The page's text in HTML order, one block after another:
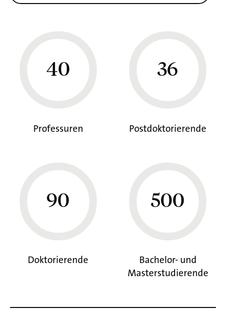
40
Professuren
36
Postdoktorierende
90
Doktorierende
500
Bachelor- und
Masterstudierende